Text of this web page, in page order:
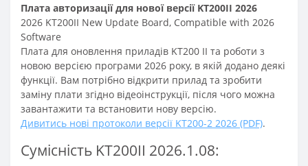
Плата авторизації для нової версії KT200II 2026
2026 KT200II New Update Board, Compatible with 2026
Software
Плата для оновлення приладів KT200 II та роботи з
новою версією програми 2026 року, в якій додано деякі
функції. Вам потрібно відкрити прилад та зробити
заміну плати згідно відеоінструкції, після чого можна
завантажити та встановити нову версію.
Дивитись нові протоколи версії KT200-2 2026 (PDF).
Сумісність KT200II 2026.1.08: